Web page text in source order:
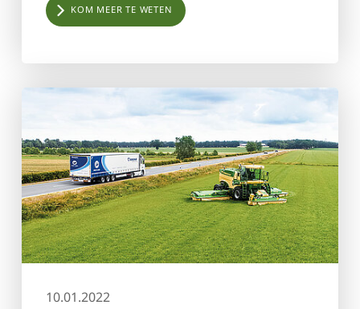
KOM MEER TE WETEN
10.01.2022